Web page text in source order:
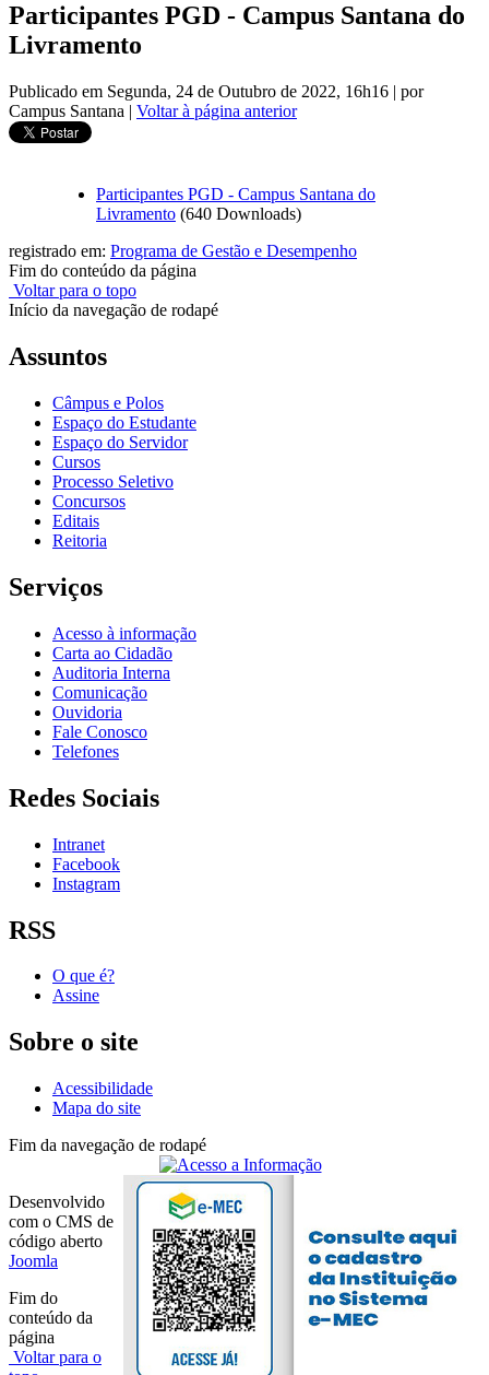
Participantes PGD - Campus Santana do
Livramento
Publicado em Segunda, 24 de Outubro de 2022, 16h16 | por
Campus Santana | Voltar à página anterior
Participantes PGD - Campus Santana do
Livramento (640 Downloads)
registrado em: Programa de Gestão e Desempenho
Fim do conteúdo da página
Voltar para o topo
Início da navegação de rodapé
Assuntos
Câmpus e Polos
Espaço do Estudante
Espaço do Servidor
Cursos
Processo Seletivo
Concursos
Editais
Reitoria
Serviços
Acesso à informação
Carta ao Cidadão
Auditoria Interna
Comunicação
Ouvidoria
Fale Conosco
Telefones
Redes Sociais
Intranet
Facebook
Instagram
RSS
O que é?
Assine
Sobre o site
Acessibilidade
Mapa do site
Fim da navegação de rodapé
Desenvolvido
com o CMS de
código aberto
Joomla
Fim do
conteúdo da
página
Voltar para o